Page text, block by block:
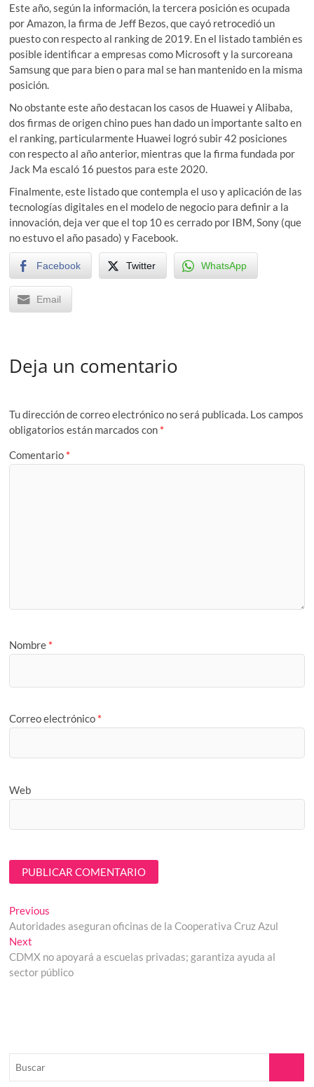
Este año, según la información, la tercera posición es ocupada
por Amazon, la firma de Jeff Bezos, que cayó retrocedió un
puesto con respecto al ranking de 2019. En el listado también es
posible identificar a empresas como Microsoft y la surcoreana
Samsung que para bien o para mal se han mantenido en la misma
posición.
No obstante este año destacan los casos de Huawei y Alibaba,
dos firmas de origen chino pues han dado un importante salto en
el ranking, particularmente Huawei logró subir 42 posiciones
con respecto al año anterior, mientras que la firma fundada por
Jack Ma escaló 16 puestos para este 2020.
Finalmente, este listado que contempla el uso y aplicación de las
tecnologías digitales en el modelo de negocio para definir a la
innovación, deja ver que el top 10 es cerrado por IBM, Sony (que
no estuvo el año pasado) y Facebook.
Facebook Twitter WhatsApp
Email
Deja un comentario
Tu dirección de correo electrónico no será publicada. Los campos
obligatorios están marcados con *
Comentario *
Nombre *
Correo electrónico *
Web
Navegación
de
entradas
Previous
post:
Autoridades aseguran oficinas de la Cooperativa Cruz Azul
Next
post:
CDMX no apoyará a escuelas privadas; garantiza ayuda al
sector público